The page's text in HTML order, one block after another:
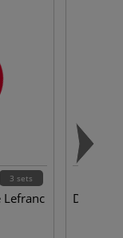
3 sets
Lefranc
Drawing